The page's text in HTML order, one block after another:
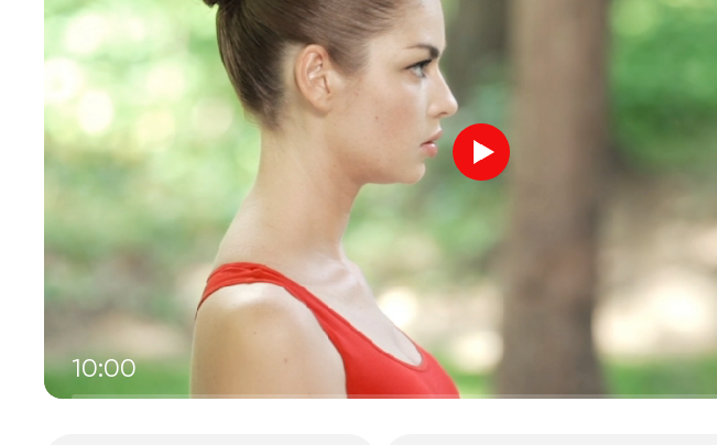
10:00
Voz del instructor
sueños matutinos
lluvia de verano
silencio de montaña
la voz del viento
bosque de primavera